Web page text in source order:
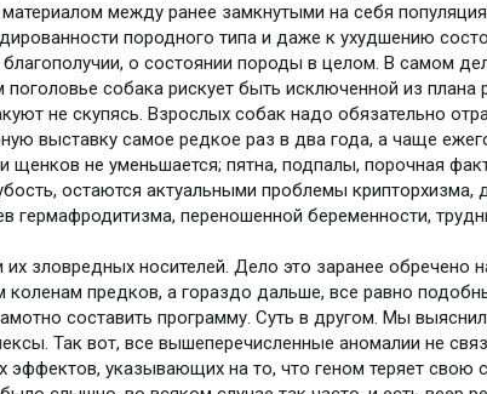
между ранее замкнутыми на себя
породного типа и даже к ухудшению
о состоянии породы в целом. В самом
собака рискует быть исключенной из плана
не скупясь. Взрослых собак надо обязательно
выставку самое редкое раз в два года, а чаще
не уменьшается; пятна, подпалы, порочная
остаются актуальными проблемы крипторхизма,
гермафродитизма, переношенной беременности,
зловредных носителей. Дело это заранее обречено
предков, а гораздо дальше, все равно
составить программу. Суть в другом. Мы
Так вот, все вышеперечисленные аномалии не
указывающих на то, что геном теряет свою